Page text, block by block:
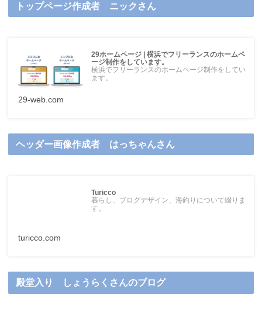
トップページ作成者 ニックさん
29ホームページ | 横浜でフリーランスのホームペ
ージ制作をしています。
横浜でフリーランスのホームページ制作をしてい
ます。
29-web.com
ヘッダー画像作成者 はっちゃんさん
Turicco
暮らし、ブログデザイン、海釣りについて綴りま
す。
turicco.com
殿堂入り しょうらくさんのブログ